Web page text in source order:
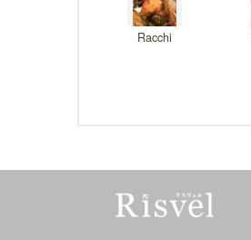
Racchi